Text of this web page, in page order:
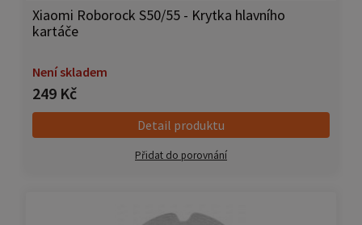
Xiaomi Roborock S50/55 - Krytka hlavního
kartáče
Není skladem
249 Kč
Detail produktu
Přidat do porovnání